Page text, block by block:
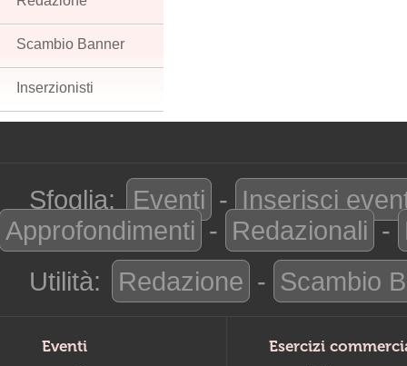
Scambio Banner
Inserzionisti
Sfoglia: Eventi - Inserisci
Approfondimenti - Redazionali -
Utilità:
Redazione - Scambio
Eventi Esercizi